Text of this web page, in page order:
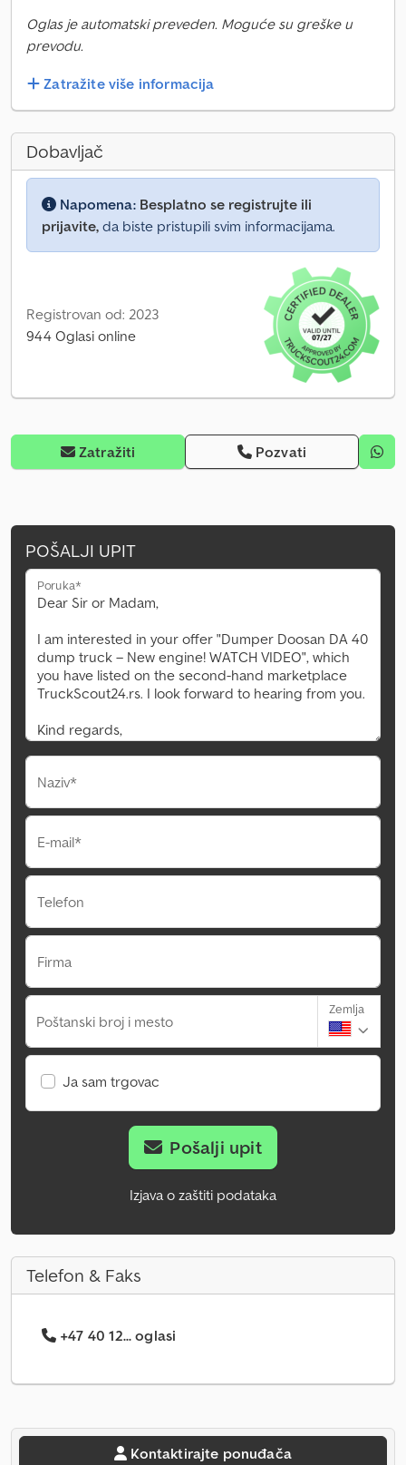
Oglas je automatski preveden. Moguće su greške u
prevodu.
Zatražite više informacija
Dobavljač
Napomena: Besplatno se registrujte ili
prijavite, da biste pristupili svim informacijama.
Registrovan od: 2023
944 Oglasi online
Zatražiti Pozvati
POŠALJI UPIT
Poruka*
Naziv*
E-mail*
Telefon
Firma
Poštanski broj i mesto
Zemlja
Ja sam trgovac
Pošalji upit
Izjava o zaštiti podataka
Telefon & Faks
+47 40 12... oglasi
Kontaktirajte ponuđača